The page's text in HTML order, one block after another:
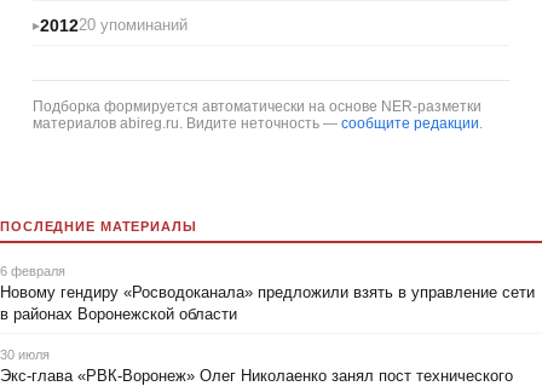
201220 упоминаний
Подборка формируется автоматически на основе NER-разметки
материалов abireg.ru. Видите неточность — сообщите редакции
ПОСЛЕДНИЕ МАТЕРИАЛЫ
6 февраля
Новому гендиру «Росводоканала» предложили взять в управление сети
в районах Воронежской области
30 июля
Экс-глава «РВК-Воронеж» Олег Николаенко занял пост технического